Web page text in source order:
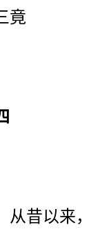
竟
昔以来，